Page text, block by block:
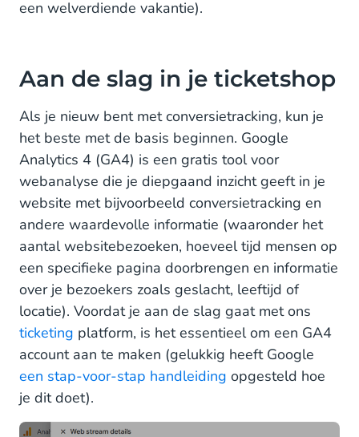
een welverdiende vakantie).
Aan de slag in je ticketshop
Als je nieuw bent met conversietracking, kun je
het beste met de basis beginnen. Google
Analytics 4 (GA4) is een gratis tool voor
webanalyse die je diepgaand inzicht geeft in je
website met bijvoorbeeld conversietracking en
andere waardevolle informatie (waaronder het
aantal websitebezoeken, hoeveel tijd mensen op
een specifieke pagina doorbrengen en informatie
over je bezoekers zoals geslacht, leeftijd of
locatie). Voordat je aan de slag gaat met ons
ticketing platform, is het essentieel om een GA4
account aan te maken (gelukkig heeft Google
een stap-voor-stap handleiding opgesteld hoe
je dit doet).